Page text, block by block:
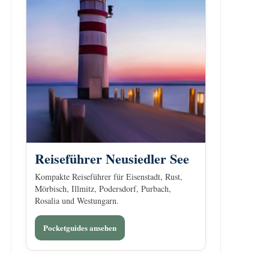
Reiseführer Neusiedler See
Kompakte Reiseführer für Eisenstadt, Rust,
Mörbisch, Illmitz, Podersdorf, Purbach,
Rosalia und Westungarn.
Pocketguides ansehen